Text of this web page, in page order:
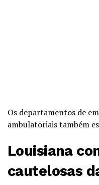
Os departamentos de
ambulatoriais também
Louisiana
cautelosas